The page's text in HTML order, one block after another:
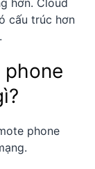
cấu trúc hơn
phone